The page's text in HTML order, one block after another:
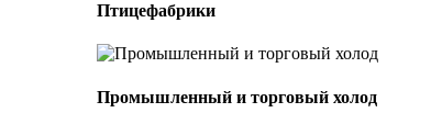
Птицефабрики
Промышленный и торговый холод